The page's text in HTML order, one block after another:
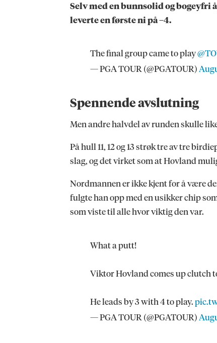
Selv med en bunnsolid og bogeyfri
leverte en første ni på –4.
The final group came to play
— PGA TOUR (@PGATOUR)
Spennende avslutning
Men andre halvdel av runden skulle
På hull 11, 12 og 13 strøk tre av tre
slag, og det virket som at Hovland
Nordmannen er ikke kjent for å være
fulgte han opp med en usikker chip
som viste til alle hvor viktig den var.
What a putt!
Viktor Hovland comes up clutch
He leads by 3 with 4 to play.
— PGA TOUR (@PGATOUR)